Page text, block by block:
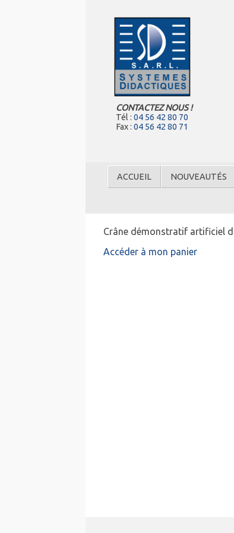
CONTACTEZ NOUS !
Tél : 04 56 42 80 70
Fax : 04 56 42 80 71
ACCUEIL NOUVEAUTÉS
Crâne démonstratif artificiel
Accéder à mon panier